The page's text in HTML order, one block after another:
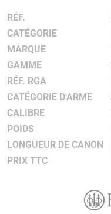
RÉF.
CATÉGORIE
MARQUE
GAMME
RÉF. RGA
CATÉGORIE D'ARME
CALIBRE
POIDS
LONGUEUR DE CANON
PRIX TTC